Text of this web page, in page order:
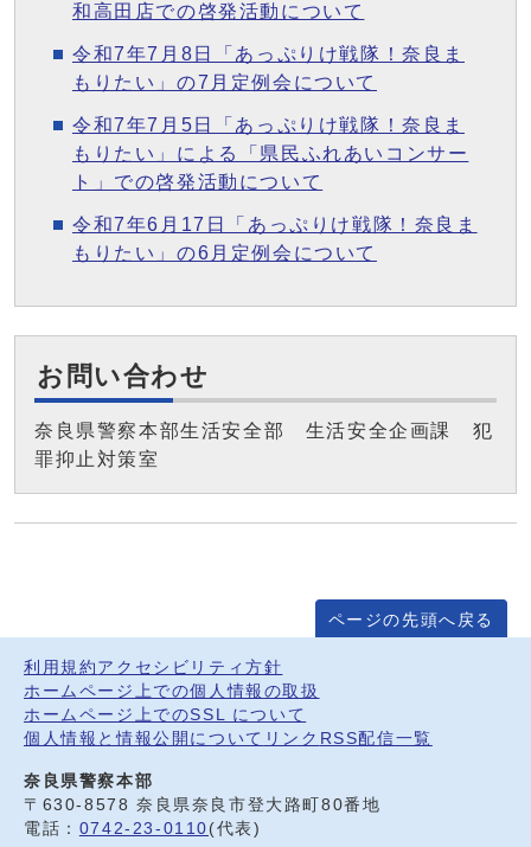
和高田店での啓発活動について
令和7年7月8日「あっぷりけ戦隊！奈良ま
もりたい」の7月定例会について
令和7年7月5日「あっぷりけ戦隊！奈良ま
もりたい」による「県民ふれあいコンサー
ト」での啓発活動について
令和7年6月17日「あっぷりけ戦隊！奈良ま
もりたい」の6月定例会について
お問い合わせ
奈良県警察本部生活安全部 生活安全企画課 犯
罪抑止対策室
ページの先頭へ戻る
利用規約 アクセシビリティ方針
ホームページ上での個人情報の取扱
ホームページ上でのSSL について
個人情報と情報公開について リンク RSS配信一覧
奈良県警察本部
〒630-8578 奈良県奈良市登大路町80番地
電話： 0742-23-0110 (代表)